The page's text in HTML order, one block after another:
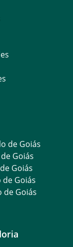
de Goiás
Goiás
Goiás
Goiás
de Goiás